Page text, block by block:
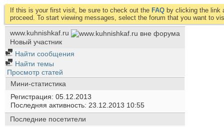
If this is your first visit, be sure to check out the FAQ by clicking the link
proceed. To start viewing messages, select the forum that you want to
www.kuhnishkaf.ru
Новый участник
Найти сообщения
Найти темы
Просмотр статей
Мини-статистика
Регистрация 05.12.2013
Последняя активность 23.12.2013 10:55
Последние посетители